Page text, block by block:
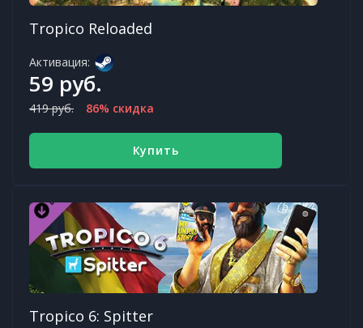
Tropico Reloaded
Активация:
59 руб.
419 руб. 86% скидка
Купить
Tropico 6: Spitter